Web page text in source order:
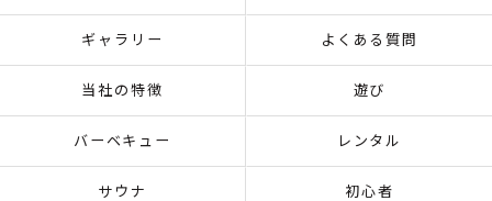
ギャラリー よくある質問
当社の特徴 遊び
バーベキュー レンタル
サウナ 初心者